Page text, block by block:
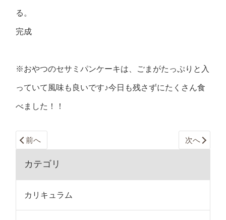
る。
完成
※おやつのセサミパンケーキは、ごまがたっぷりと入
っていて風味も良いです♪今日も残さずにたくさん食
べました！！
前へ 次へ
カテゴリ
カリキュラム